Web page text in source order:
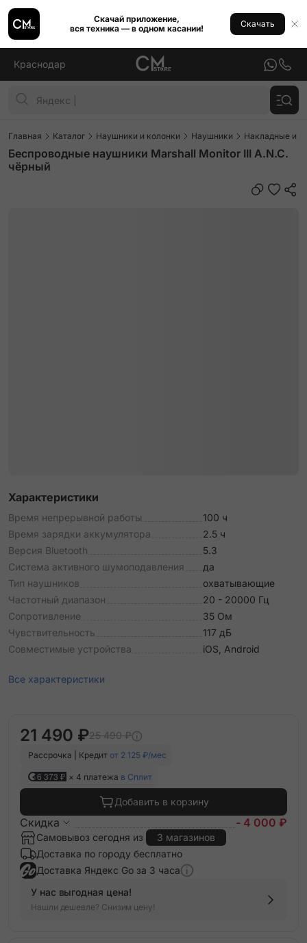
Скачай приложение,
вся техника — в одном касании!
Скачать
Краснодар
Главная Каталог Наушники и колонки Наушники Накладные и
Беспроводные наушники Marshall Monitor III A.N.C.
чёрный
Характеристики
Время непрерывной работы
100 ч
Время зарядки аккумулятора
2.5 ч
Версия Bluetooth
5.3
Система активного шумоподавления
да
Тип наушников
охватывающие
Частотный диапазон
20 - 20000 Гц
Сопротивление
35 Ом
Чувствительность
117 дБ
Совместимые устройства
iOS, Android
Все характеристики
21 490 ₽25 490 ₽
Рассрочка | Кредит от 2 125 ₽/мес
6 373 ₽ × 4 платежа в Сплит
Добавить в корзину
Скидка - 4 000 ₽
Самовывоз сегодня из
3 магазинов
Доставка по городу бесплатно
Доставка Яндекс Go за 3 часа
У нас выгодная цена!
Нашли дешевле? Снизим цену!